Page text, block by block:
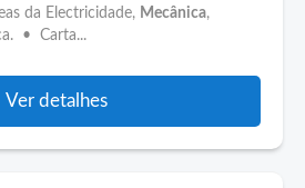
da Electricidade, Mecânica,
• Carta...
Ver detalhes